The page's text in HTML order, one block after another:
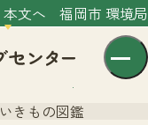
本文へ 福岡市 環境局
いきもの図鑑